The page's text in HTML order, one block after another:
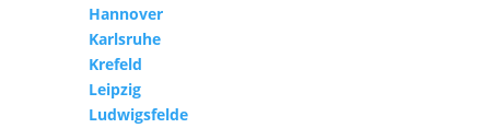
Hannover
Karlsruhe
Krefeld
Leipzig
Ludwigsfelde